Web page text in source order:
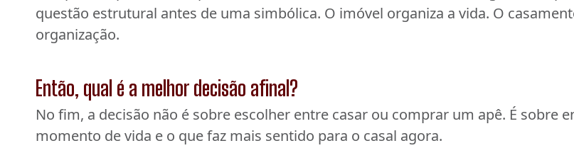
questão estrutural antes de uma simbólica. O imóvel organiza a vida. O
organização.
Então, qual é a melhor decisão afinal?
No fim, a decisão não é sobre escolher entre casar ou comprar um apê. É sobre
momento de vida e o que faz mais sentido para o casal agora.